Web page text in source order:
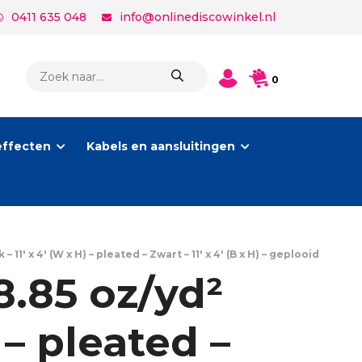
0411 635 048 info@onlinediscowinkel.nl
ZOEKEN
0
Kabels en aansluitingen
x 4′ (W x H) – pleated – Zwart – 11′ x 4′ (B x H) – geplooid
oz/yd²
– pleated –